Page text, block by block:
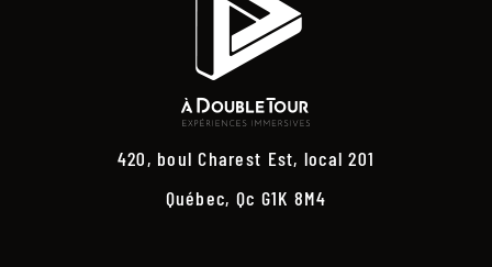
420, boul Charest Est, local 201
Québec, Qc G1K 8M4